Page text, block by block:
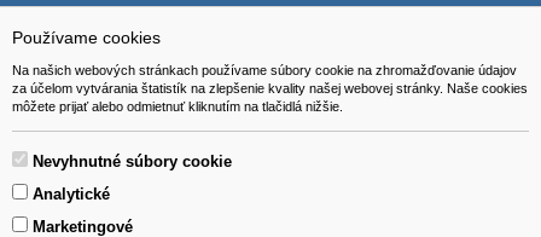
Používame cookies
Na našich webových stránkach používame súbory cookie na zhromažďovanie údajov
za účelom vytvárania štatistík na zlepšenie kvality našej webovej stránky. Naše cookies
môžete prijať alebo odmietnuť kliknutím na tlačidlá nižšie.
Nevyhnutné súbory cookie
Analytické
Marketingové
ADRESA
VEST - tech s.r.o.
Hviezdoslavova 280/6, 965 01 Žiar nad Hronom
Slovakia (Slovak Republic)